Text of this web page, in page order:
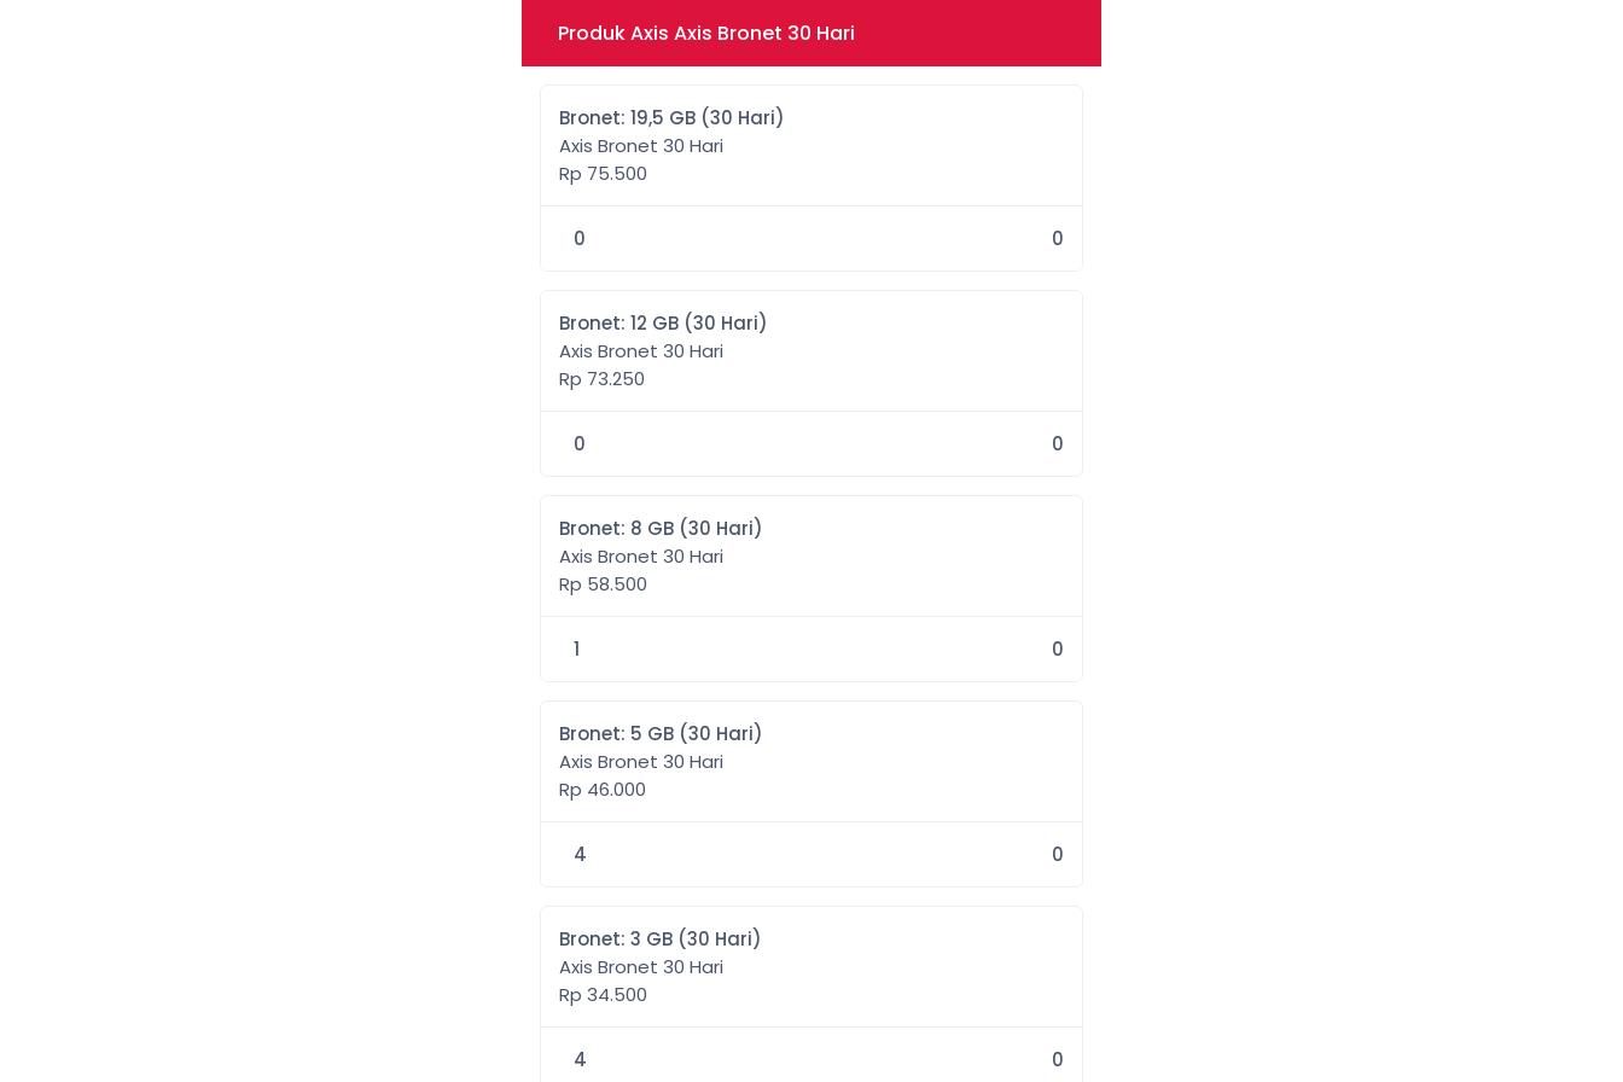
Produk Axis Axis Bronet 30 Hari
Bronet: 19,5 GB (30 Hari)
Axis Bronet 30 Hari
Rp 75.500
0 0
Bronet: 12 GB (30 Hari)
Axis Bronet 30 Hari
Rp 73.250
0 0
Bronet: 8 GB (30 Hari)
Axis Bronet 30 Hari
Rp 58.500
1 0
Bronet: 5 GB (30 Hari)
Axis Bronet 30 Hari
Rp 46.000
4 0
Bronet: 3 GB (30 Hari)
Axis Bronet 30 Hari
Rp 34.500
4 0